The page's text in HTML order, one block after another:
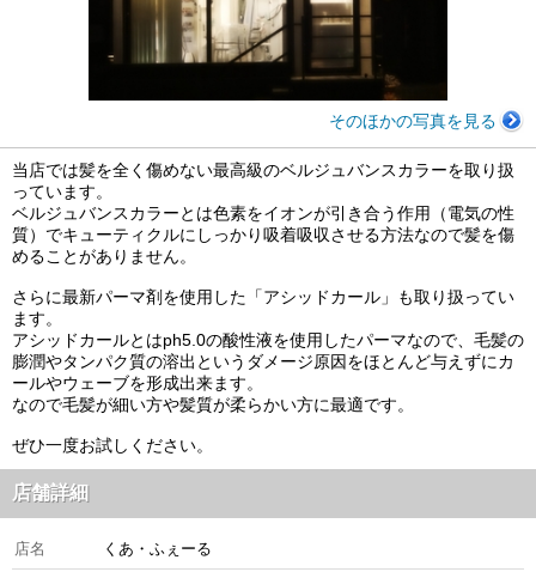
そのほかの写真を見る
当店では髪を全く傷めない最高級のベルジュバンスカラーを取り扱
っています。
ベルジュバンスカラーとは色素をイオンが引き合う作用（電気の性
質）でキューティクルにしっかり吸着吸収させる方法なので髪を傷
めることがありません。
さらに最新パーマ剤を使用した「アシッドカール」も取り扱ってい
ます。
アシッドカールとはph5.0の酸性液を使用したパーマなので、毛髪の
膨潤やタンパク質の溶出というダメージ原因をほとんど与えずにカ
ールやウェーブを形成出来ます。
なので毛髪が細い方や髪質が柔らかい方に最適です。
ぜひ一度お試しください。
店舗詳細
店名 くあ・ふぇーる